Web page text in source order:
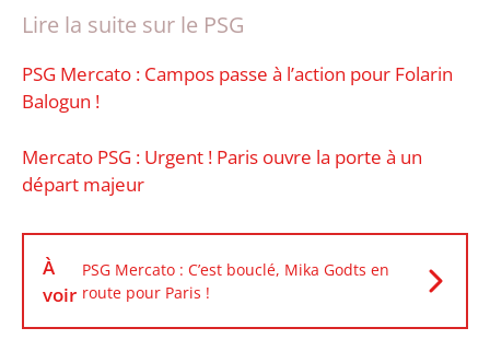
Lire la suite sur le PSG
PSG Mercato : Campos passe à l’action pour Folarin
Balogun !
Mercato PSG : Urgent ! Paris ouvre la porte à un
départ majeur
À
voir
PSG Mercato : C’est bouclé, Mika Godts en
route pour Paris !